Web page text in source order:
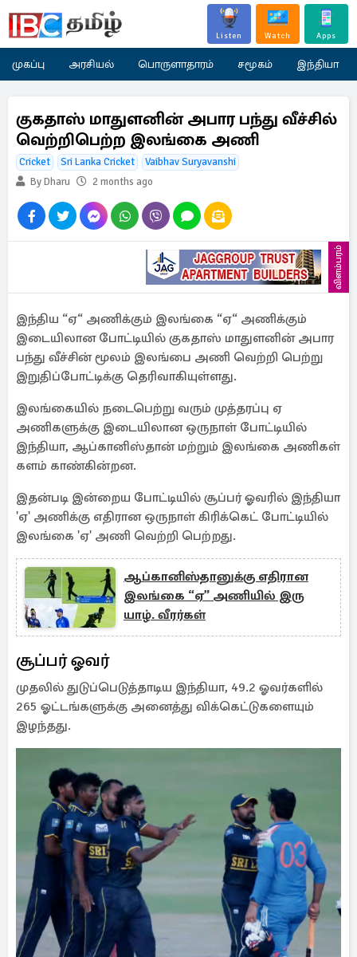
Listen Watch Apps
முகப்பு அரசியல் பொருளாதாரம் சமூகம் இந்தியா
குகதாஸ் மாதுளனின் அபார பந்து வீச்சில்
வெற்றிபெற்ற இலங்கை அணி
Cricket Sri Lanka Cricket
Vaibhav Suryavanshi
By Dharu
2 months ago
விளம்பரம்
இந்திய “ஏ“ அணிக்கும் இலங்கை “ஏ“ அணிக்கும்
இடையிலான போட்டியில் குகதாஸ் மாதுளனின் அபார
பந்து வீச்சின் மூலம் இலங்பை அணி வெற்றி பெற்று
இறுதிப்போட்டிக்கு தெரிவாகியுள்ளது.
இலங்கையில் நடைபெற்று வரும் முத்தரப்பு ஏ
அணிகளுக்கு இடையிலான ஒருநாள் போட்டியில்
இந்தியா, ஆப்கானிஸ்தான் மற்றும் இலங்கை அணிகள்
களம் காண்கின்றன.
இதன்படி இன்றைய போட்டியில் சூப்பர் ஓவரில் இந்தியா
'ஏ' அணிக்கு எதிரான ஒருநாள் கிரிக்கெட் போட்டியில்
இலங்கை 'ஏ' அணி வெற்றி பெற்றது.
ஆப்கானிஸ்தானுக்கு எதிரான
இலங்கை “ஏ” அணியில் இரு
யாழ். வீரர்கள்
சூப்பர் ஓவர்
முதலில் துடுப்பெடுத்தாடிய இந்தியா, 49.2 ஓவர்களில்
265 ஓட்டங்களுக்கு அனைத்து விக்கெட்டுகளையும்
இழந்தது.